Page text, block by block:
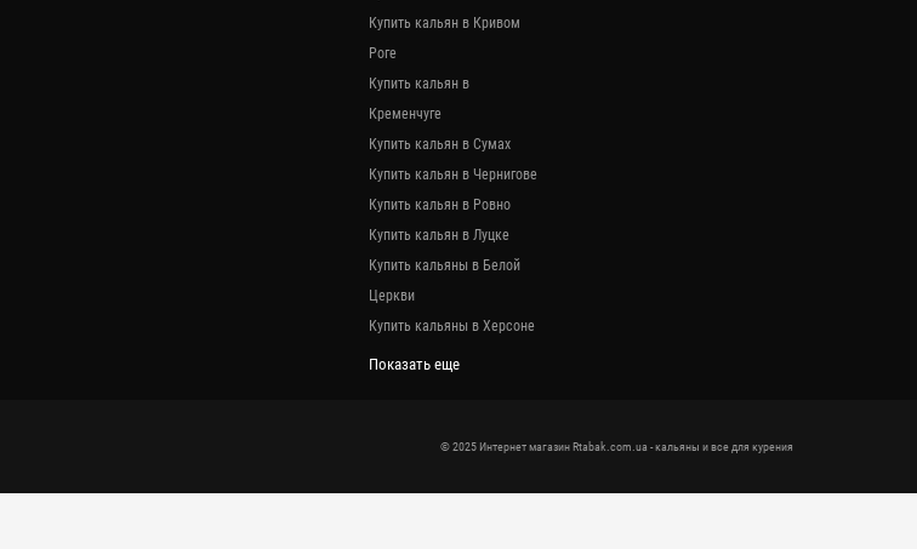
Купить кальян в Кривом
Роге
Купить кальян в
Кременчуге
Купить кальян в Сумах
Купить кальян в Чернигове
Купить кальян в Ровно
Купить кальян в Луцке
Купить кальяны в Белой
Церкви
Купить кальяны в Херсоне
Показать еще
© 2025 Интернет магазин Rtabak.com.ua - кальяны и все для курения